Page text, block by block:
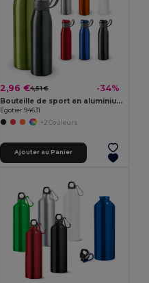
2,96 €4,51 € -34%
Bouteille de sport en aluminium 650 mL
Egotier 94631
+2 Couleurs
Ajouter au Panier